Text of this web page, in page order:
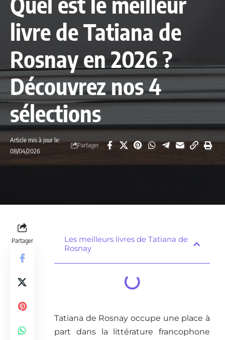
livre de Tatiana de
Rosnay en 2026 ?
Découvrez nos 4
sélections
Article mis à jour le:
08/04/2026
Partager
Partager
Les meilleurs livres de Tatiana de
Rosnay
Tatiana de Rosnay occupe une place à
part dans la littérature francophone